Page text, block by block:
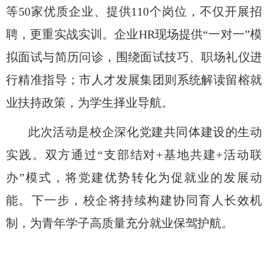
等50家优质企业、提供110个岗位，不仅开展招
聘，更重实战实训。企业HR现场提供“一对一”模
拟面试与简历问诊，围绕面试技巧、职场礼仪进
行精准指导；市人才发展集团则系统解读留榕就
业扶持政策，为学生择业导航。
此次活动是校企深化党建共同体建设的生动
实践。双方通过“支部结对+基地共建+活动联
办”模式，将党建优势转化为促就业的发展动
能。下一步，校企将持续构建协同育人长效机
制，为青年学子高质量充分就业保驾护航。